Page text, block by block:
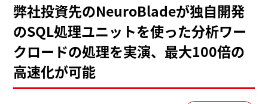
弊社投資先のNeuroBladeが独自開発
のSQL処理ユニットを使った分析ワー
クロードの処理を実演、最大100倍の
高速化が可能